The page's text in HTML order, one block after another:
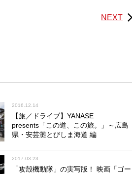
NEXT
2016.12.14
【旅／ドライブ】YANASE
presents「この道、この旅。」～広島
県・安芸灘とびしま海道 編
2017.03.23
「攻殻機動隊」の実写版！ 映画「ゴー